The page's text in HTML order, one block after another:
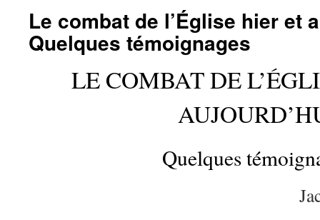
Le combat de l’Église hier et
Quelques témoignages
LE COMBAT DE
Quelques